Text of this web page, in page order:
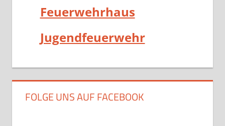
Feuerwehrhaus
Jugendfeuerwehr
FOLGE UNS AUF FACEBOOK